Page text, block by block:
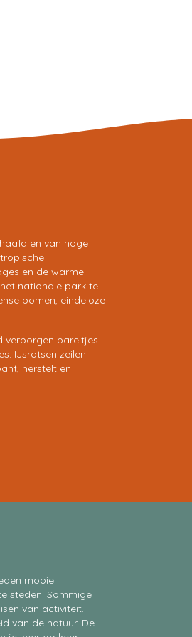
en van hoge
en de warme
nationale park te
bomen, eindeloze
verborgen pareltjes.
IJsrotsen zeilen
herstelt en
mooie
steden. Sommige
van activiteit.
van de natuur. De